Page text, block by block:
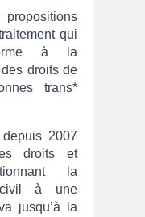
qui
à la
droits de
trans*
2007
droits et
la
civil à une
jusqu’à la